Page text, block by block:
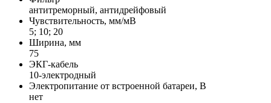
антитреморный, антидрейфовый
Чувствительность, мм/мВ
5; 10; 20
Ширина, мм
75
ЭКГ-кабель
10-электродный
Электропитание от встроенной батареи, В
нет